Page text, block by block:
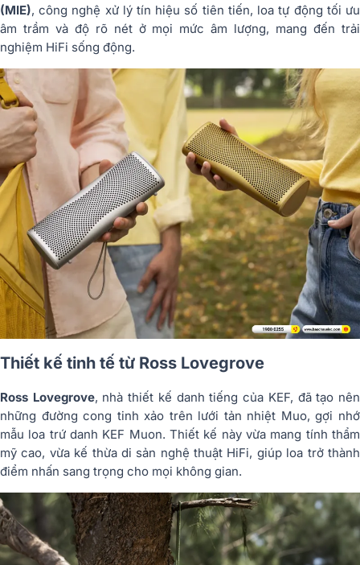
(MIE), công nghệ xử lý tín hiệu số tiên tiến, loa tự động tối ưu
âm trầm và độ rõ nét ở mọi mức âm lượng, mang đến trải
nghiệm HiFi sống động.
Thiết kế tinh tế từ Ross Lovegrove
Ross Lovegrove, nhà thiết kế danh tiếng của KEF, đã tạo nên
những đường cong tinh xảo trên lưới tản nhiệt Muo, gợi nhớ
mẫu loa trứ danh KEF Muon. Thiết kế này vừa mang tính thẩm
mỹ cao, vừa kế thừa di sản nghệ thuật HiFi, giúp loa trở thành
điểm nhấn sang trọng cho mọi không gian.